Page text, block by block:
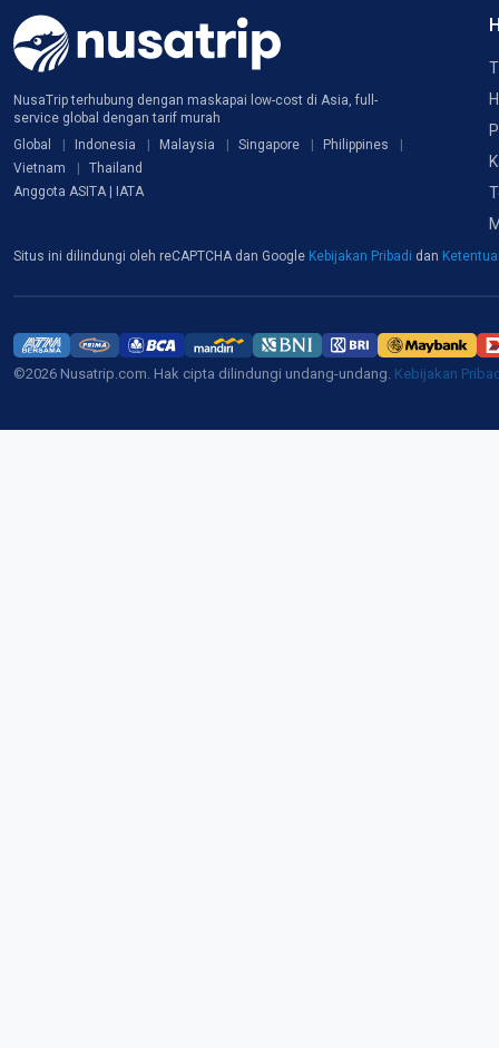
NusaTrip terhubung dengan maskapai low-cost di Asia, full-
service global dengan tarif murah
Global
Indonesia Malaysia Singapore
Philippines
Vietnam
Thailand
Anggota ASITA | IATA
Situs ini dilindungi oleh reCAPTCHA dan Google Kebijakan Pribadi dan
©2026 Nusatrip.com. Hak cipta dilindungi undang-undang. Kebijakan